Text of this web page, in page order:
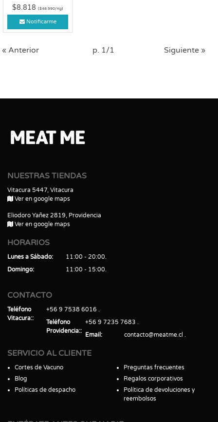
$8.818 ($48.990/Kg)
Notificarme
« Anterior p. 1/1 Siguiente »
NUESTRAS TIENDAS
Vitacura 5447, Vitacura
Ver en google maps
Eliodoro Yañez 2819, Providencia
Ver en google maps
HORARIOS
Lunes a Sábado
11:00 - 20:00
Domingo
11:00 - 15:00
CONTACTO
Teléfono
Vitacura:
+56 9 7538 6016
Teléfono
Providencia:
+56 9 7235 7683
Email
contacto@meatme.cl
SERVICIO AL CLIENTE
Cortes de Vacuno
Blog
Políticas de despacho
Preguntas frecuentes
Regalos corporativos
Política de devoluciones y
reembolsos